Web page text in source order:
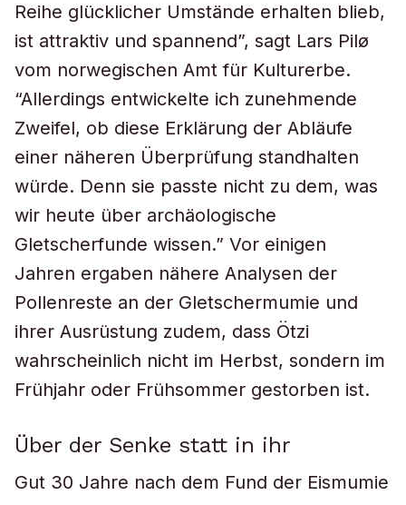
Reihe glücklicher Umstände erhalten blieb,
ist attraktiv und spannend”, sagt Lars Pilø
vom norwegischen Amt für Kulturerbe.
“Allerdings entwickelte ich zunehmende
Zweifel, ob diese Erklärung der Abläufe
einer näheren Überprüfung standhalten
würde. Denn sie passte nicht zu dem, was
wir heute über archäologische
Gletscherfunde wissen.” Vor einigen
Jahren ergaben nähere Analysen der
Pollenreste an der Gletschermumie und
ihrer Ausrüstung zudem, dass Ötzi
wahrscheinlich nicht im Herbst, sondern im
Frühjahr oder Frühsommer gestorben ist.
Über der Senke statt in ihr
Gut 30 Jahre nach dem Fund der Eismumie